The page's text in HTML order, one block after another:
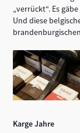
„verrückt“. Es
Und diese
Karge Jahre